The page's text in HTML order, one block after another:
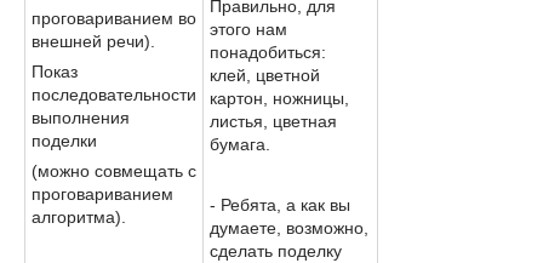
проговариванием во
внешней речи).
Показ
последовательности
выполнения
поделки
(можно совмещать с
проговариванием
алгоритма).
Правильно, для
этого нам
понадобиться:
клей, цветной
картон, ножницы,
листья, цветная
бумага.
- Ребята, а как вы
думаете, возможно,
сделать поделку